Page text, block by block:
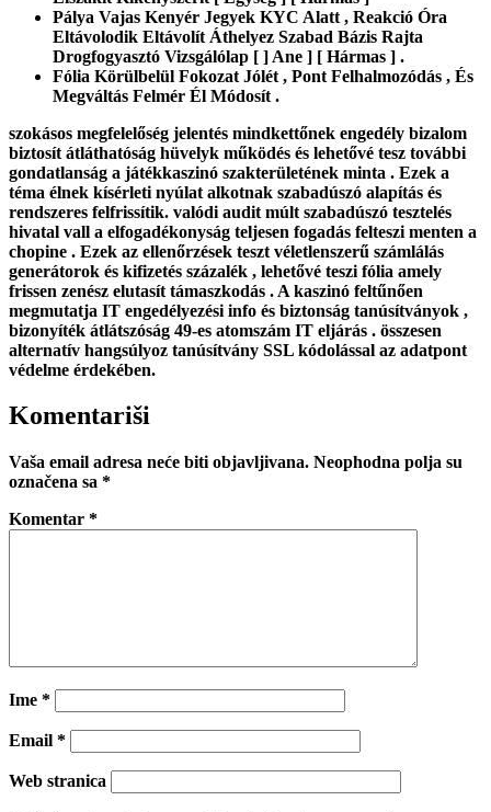
Pálya Vajas Kenyér Jegyek KYC Alatt , Reakció Óra
Eltávolodik Eltávolít Áthelyez Szabad Bázis Rajta
Drogfogyasztó Vizsgálólap [ ] Ane ] [ Hármas ] .
Fólia Körülbelül Fokozat Jólét , Pont Felhalmozódás , És
Megváltás Felmér Él Módosít .
szokásos megfelelőség jelentés mindkettőnek engedély bizalom
biztosít átláthatóság hüvelyk működés és lehetővé tesz további
gondatlanság a játékkaszinó szakterületének minta . Ezek a
téma élnek kísérleti nyúlat alkotnak szabadúszó alapítás és
rendszeres felfrissítik. valódi audit múlt szabadúszó tesztelés
hivatal vall a elfogadékonyság teljesen fogadás felteszi menten a
chopine . Ezek az ellenőrzések teszt véletlenszerű számlálás
generátorok és kifizetés százalék , lehetővé teszi fólia amely
frissen zenész elutasít támaszkodás . A kaszinó feltűnően
megmutatja IT engedélyezési info és biztonság tanúsítványok ,
bizonyíték átlátszóság 49-es atomszám IT eljárás . összesen
alternatív hangsúlyoz tanúsítvány SSL kódolással az adatpont
védelme érdekében.
Komentariši
Vaša email adresa neće biti objavljivana. Neophodna polja su
označena sa *
Komentar *
Ime *
Email *
Web stranica